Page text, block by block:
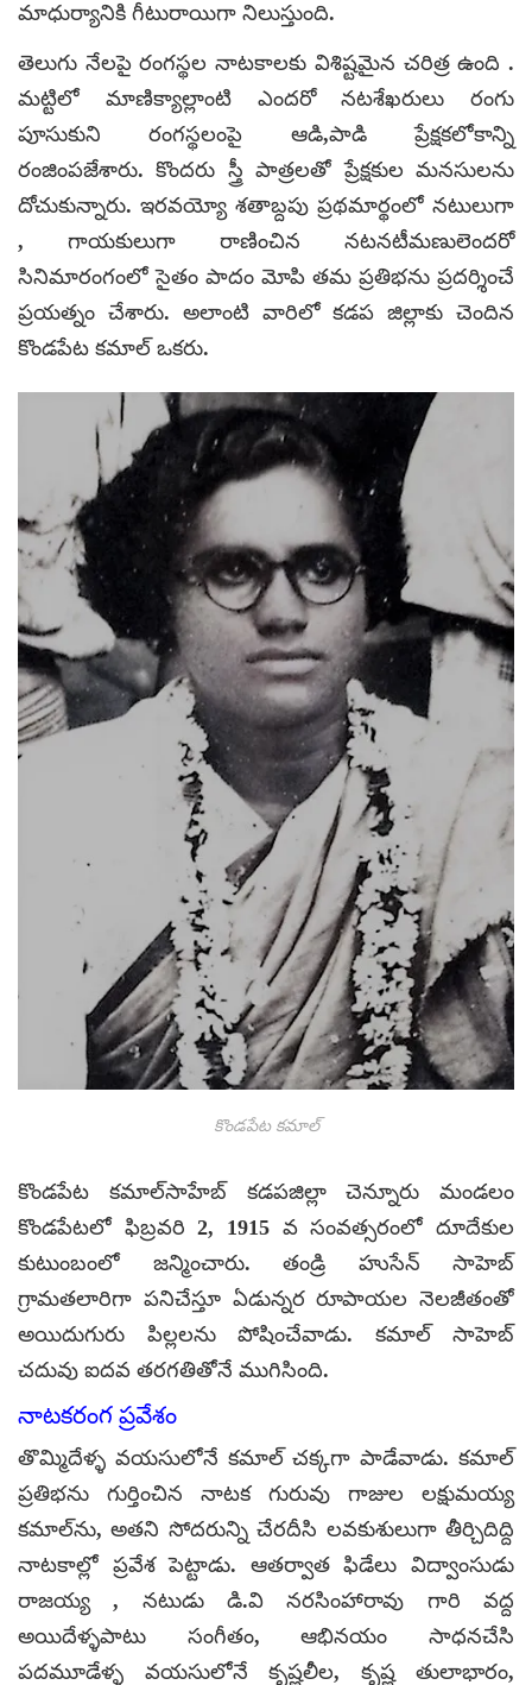
మాధుర్యానికి గీటురాయిగా నిలుస్తుంది.
తెలుగు నేలపై రంగస్థల నాటకాలకు విశిష్టమైన చరిత్ర ఉంది .
మట్టిలో మాణిక్యాల్లాంటి ఎందరో నటశేఖరులు రంగు
పూసుకుని రంగస్థలంపై ఆడి,పాడి ప్రేక్షకలోకాన్ని
రంజింపజేశారు. కొందరు స్త్రీ పాత్రలతో ప్రేక్షకుల మనసులను
దోచుకున్నారు. ఇరవయ్యో శతాబ్దపు ప్రథమార్థంలో నటులుగా
, గాయకులుగా రాణించిన నటనటీమణులెందరో
సినిమారంగంలో సైతం పాదం మోపి తమ ప్రతిభను ప్రదర్శించే
ప్రయత్నం చేశారు. అలాంటి వారిలో కడప జిల్లాకు చెందిన
కొండపేట కమాల్ ఒకరు.
కొండపేట కమాల్
కొండపేట కమాల్‌సాహేబ్‌ కడపజిల్లా చెన్నూరు మండలం
కొండపేటలో ఫిబ్రవరి 2, 1915 వ సంవత్సరంలో దూదేకుల
కుటుంబంలో జన్మించారు. తండ్రి హుసేన్ సాహెబ్
గ్రామతలారిగా పనిచేస్తూ ఏడున్నర రూపాయల నెలజీతంతో
అయిదుగురు పిల్లలను పోషించేవాడు. కమాల్ సాహెబ్
చదువు ఐదవ తరగతితోనే ముగిసింది.
నాటకరంగ ప్రవేశం
తొమ్మిదేళ్ళ వయసులోనే కమాల్ చక్కగా పాడేవాడు. కమాల్
ప్రతిభను గుర్తించిన నాటక గురువు గాజుల లక్షుమయ్య
కమాల్‌ను, అతని సోదరున్ని చేరదీసి లవకుశులుగా తీర్చిదిద్ది
నాటకాల్లో ప్రవేశ పెట్టాడు. ఆతర్వాత ఫిడేలు విద్వాంసుడు
రాజయ్య , నటుడు డి.వి నరసింహారావు గారి వద్ద
అయిదేళ్ళపాటు సంగీతం, ఆభినయం సాధనచేసి
పదమూడేళ్ళ వయసులోనే కృష్ణలీల, కృష్ణ తులాభారం,